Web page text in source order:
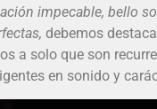
impecable, bello
debemos
a solo que son
en sonido y